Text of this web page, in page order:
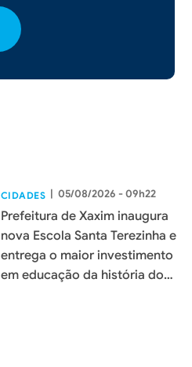
Em nova redução, Copom
baixa taxa Selic para 14% ao
ano
CIDADES | 05/08/2026 - 09h22
Prefeitura de Xaxim inaugura
nova Escola Santa Terezinha e
entrega o maior investimento
em educação da história do